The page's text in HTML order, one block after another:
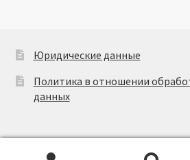
Юридические данные
Политика в отношении
данных